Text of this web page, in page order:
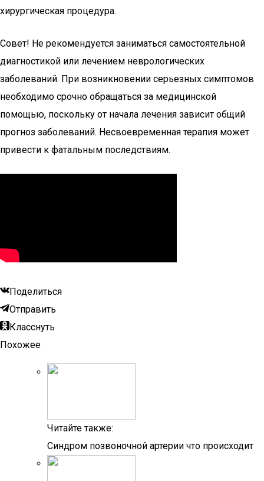
хирургическая процедура.
Совет! Не рекомендуется заниматься самостоятельной
диагностикой или лечением неврологических
заболеваний. При возникновении серьезных симптомов
необходимо срочно обращаться за медицинской
помощью, поскольку от начала лечения зависит общий
прогноз заболеваний. Несвоевременная терапия может
привести к фатальным последствиям.
Поделиться
Отправить
Класснуть
Похожее
Читайте также:
Синдром позвоночной артерии что происходит